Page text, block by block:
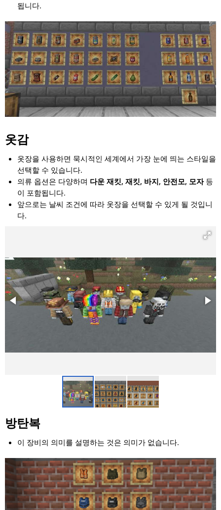
됩니다.
옷감
옷장을 사용하면 묵시적인 세계에서 가장 눈에 띄는 스타일을
선택할 수 있습니다.
의류 옵션은 다양하며 다운 재킷, 재킷, 바지, 안전모, 모자등
이 포함됩니다.
앞으로는 날씨 조건에 따라 옷장을 선택할 수 있게 될 것입니
다.
방탄복
이 장비의 의미를 설명하는 것은 의미가 없습니다.